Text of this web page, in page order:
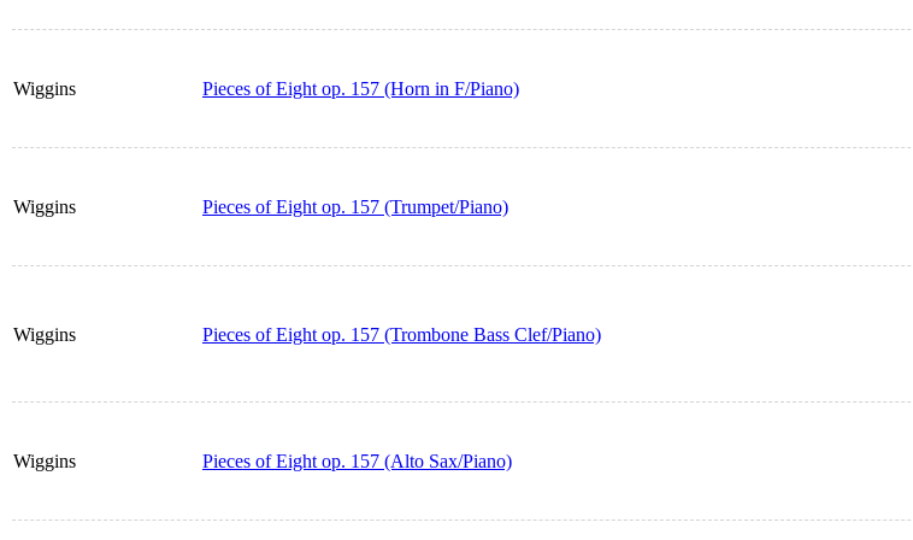
Wiggins Pieces of Eight op. 157 (Horn in F/Piano)
Wiggins Pieces of Eight op. 157 (Trumpet/Piano)
Wiggins Pieces of Eight op. 157 (Trombone Bass Clef/Piano)
Wiggins Pieces of Eight op. 157 (Alto Sax/Piano)